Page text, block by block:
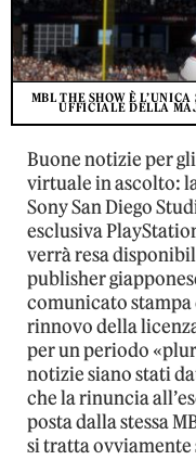
MBL THE SHOW È
UFFICIALE DELLA
Buone notizie per
virtuale in ascolto:
Sony San Diego
esclusiva
verrà resa
publisher
comunicato
rinnovo della
per un periodo
notizie siano stati
che la rinuncia
posta dalla stessa
si tratta